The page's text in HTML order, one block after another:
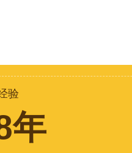
验
年